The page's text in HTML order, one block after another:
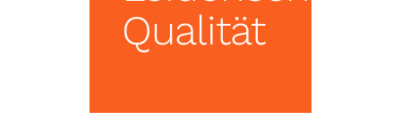
Qualität